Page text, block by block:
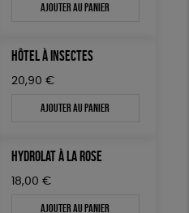
Ajouter au panier
HÔTEL À INSECTES
20,90 €
Ajouter au panier
HYDROLAT À LA ROSE
18,00 €
Ajouter au panier